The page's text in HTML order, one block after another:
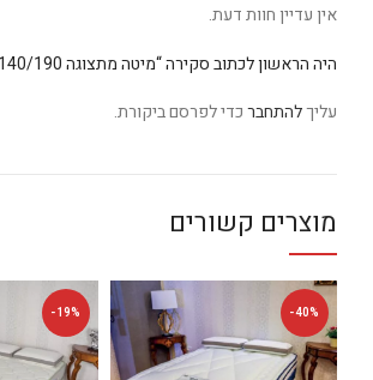
אין עדיין חוות דעת.
היה הראשון לכתוב סקירה “מיטה מתצוגה 140/190”
עליךלהתחברכדי לפרסם ביקורת.
מוצרים קשורים
-40%
-19%